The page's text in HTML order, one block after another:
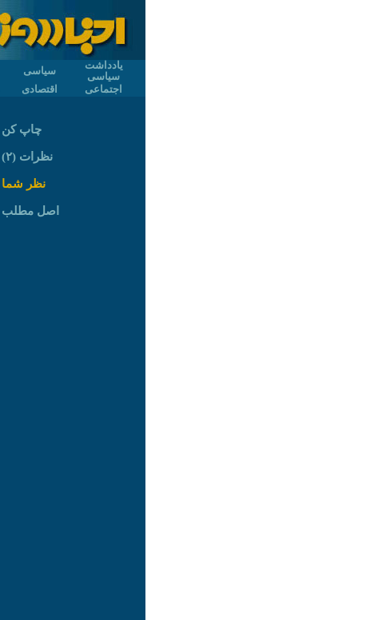
یادداشت
سیاسی
سیاسی
اجتماعی
اقتصادی
چاپ کن
نظرات (۲)
نظر شما
اصل مطلب